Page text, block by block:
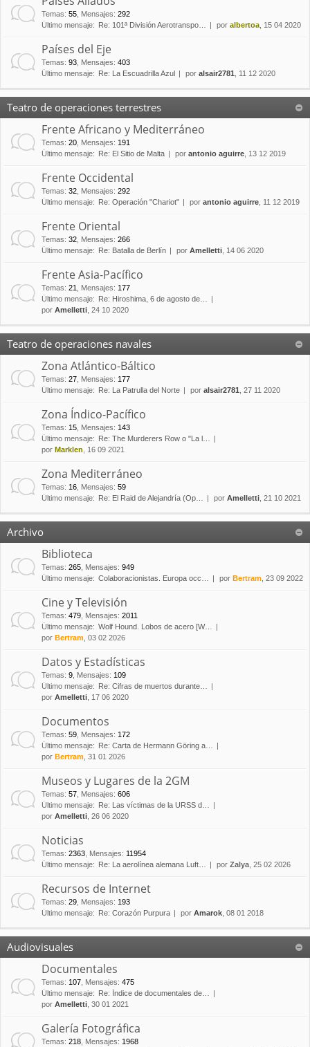
Temas: 55 Mensajes: 292
Último mensaje:
Re: 101ª División Aerotranspo… por albertoa , 15 04 2020
Países del Eje
Temas: 93 Mensajes: 403
Último mensaje:
Re: La Escuadrilla Azul por alsair2781 , 11 12 2020
Teatro de operaciones terrestres
Frente Africano y Mediterráneo
Temas: 20 Mensajes: 191
Último mensaje:
Re: El Sitio de Malta por antonio aguirre , 13 12 2019
Frente Occidental
Temas: 32 Mensajes: 292
Último mensaje:
Re: Operación "Chariot" por antonio aguirre , 11 12 2019
Frente Oriental
Temas: 32 Mensajes: 266
Último mensaje:
Re: Batalla de Berlín por Amelletti , 14 06 2020
Frente Asia-Pacífico
Temas: 21 Mensajes: 177
Último mensaje:
Re: Hiroshima, 6 de agosto de…
por Amelletti , 24 10 2020
Teatro de operaciones navales
Zona Atlántico-Báltico
Temas: 27 Mensajes: 177
Último mensaje:
Re: La Patrulla del Norte por alsair2781 , 27 11 2020
Zona Índico-Pacífico
Temas: 15 Mensajes: 143
Último mensaje:
Re: The Murderers Row o "La l…
por Marklen , 16 09 2021
Zona Mediterráneo
Temas: 16 Mensajes: 59
Último mensaje:
Re: El Raid de Alejandría (Op… por Amelletti , 21 10 2021
Archivo
Biblioteca
Temas: 265 Mensajes: 949
Último mensaje: Colaboracionistas. Europa occ… por Bertram , 23 09 2022
Cine y Televisión
Temas: 479 Mensajes: 2011
Último mensaje: Wolf Hound. Lobos de acero [W…
por Bertram , 03 02 2026
Datos y Estadísticas
Temas: 9 Mensajes: 109
Último mensaje:
Re: Cifras de muertos durante…
por Amelletti , 17 06 2020
Documentos
Temas: 59 Mensajes: 172
Último mensaje:
Re: Carta de Hermann Göring a…
por Bertram , 31 01 2026
Museos y Lugares de la 2GM
Temas: 57 Mensajes: 606
Último mensaje:
Re: Las víctimas de la URSS d…
por Amelletti , 26 06 2020
Noticias
Temas: 2363 Mensajes: 11954
Último mensaje:
Re: La aerolínea alemana Luft… por Zalya , 25 02 2026
Recursos de Internet
Temas: 29 Mensajes: 193
Último mensaje:
Re: Corazón Purpura por Amarok , 08 01 2018
Audiovisuales
Documentales
Temas: 107 Mensajes: 475
Último mensaje:
Re: Índice de documentales de…
por Amelletti , 30 01 2021
Galería Fotográfica
Temas: 218 Mensajes: 1968